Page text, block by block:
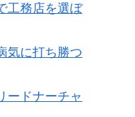
工務店を選ぼ
気に打ち勝つ
ードナーチャ